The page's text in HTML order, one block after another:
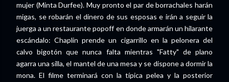
mujer (Minta Durfee). Muy pronto el par de borrachales harán
migas, se robarán el dinero de sus esposas e irán a seguir la
juerga a un restaurante popoff en donde armarán un hilarante
escándalo: Chaplin prende un cigarrillo en la pelonera del
calvo bigotón que nunca falta mientras "Fatty" de plano
agarra una silla, el mantel de una mesa y se dispone a dormir la
mona. El filme terminará con la típica pelea y la posterior